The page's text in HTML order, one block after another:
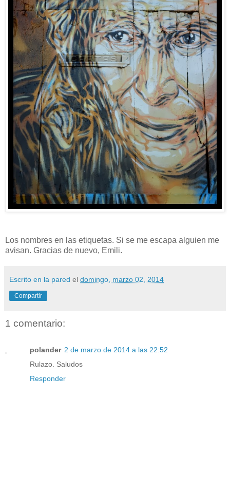
Los nombres en las etiquetas. Si se me escapa alguien me
avisan. Gracias de nuevo, Emili.
Escrito en la pared el domingo, marzo 02, 2014
Compartir
1 comentario:
polander 2 de marzo de 2014 a las 22:52
Rulazo. Saludos
Responder